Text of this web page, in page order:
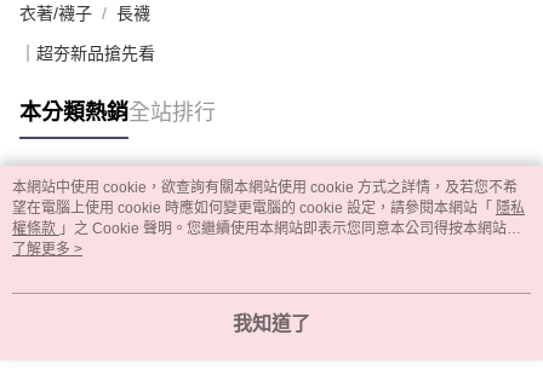
衣著/襪子 長襪
｜超夯新品搶先看
本分類熱銷全站排行
熱門標籤
本網站中使用 cookie，欲查詢有關本網站使用 cookie 方式之詳情，及若您不希
望在電腦上使用 cookie 時應如何變更電腦的 cookie 設定，請參閱本網站「 隱私
權條款 」之 Cookie 聲明。您繼續使用本網站即表示您同意本公司得按本網站使
用條款之 Cookie 聲明使用 cookie。
了解更多 >
我知道了